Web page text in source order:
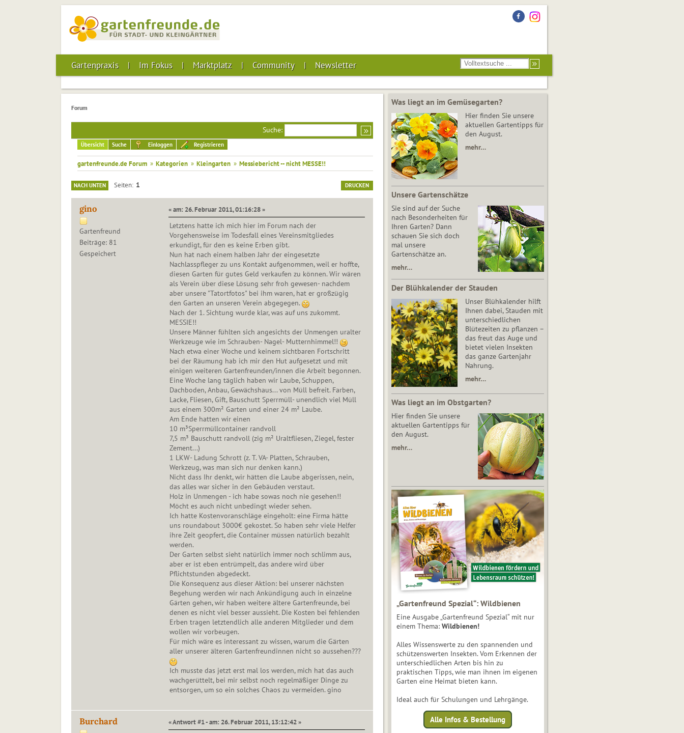
Gartenpraxis Im Fokus Marktplatz Community Newsletter
Forum
Suche:
Übersicht Suche Einloggen Registrieren
gartenfreunde.de Forum » Kategorien » Kleingarten » Messiebericht -- nicht MESSE!!
DRUCKEN
NACH UNTEN Seiten 1
gino
Gartenfreund
Beiträge: 81
Gespeichert
« am: 26. Februar 2011, 01:16:28 »
Letztens hatte ich mich hier im Forum nach der
Vorgehensweise im Todesfall eines Vereinsmitgliedes
erkundigt, für den es keine Erben gibt.
Nun hat nach einem halben Jahr der eingesetzte
Nachlasspfleger zu uns Kontakt aufgenommen, weil er hoffte,
diesen Garten für gutes Geld verkaufen zu können. Wir wären
als Verein über diese Lösung sehr froh gewesen- nachdem
aber unsere "Tatortfotos" bei ihm waren, hat er großzügig
den Garten an unseren Verein abgegegen.
Nach der 1. Sichtung wurde klar, was auf uns zukommt.
MESSIE!!
Unsere Männer fühlten sich angesichts der Unmengen uralter
Werkzeuge wie im Schrauben- Nagel- Mutternhimmel!!
Nach etwa einer Woche und keinem sichtbaren Fortschritt
bei der Räumung hab ich mir den Hut aufgesetzt und mit
einigen weiteren Gartenfreunden/innen die Arbeit begonnen.
Eine Woche lang täglich haben wir Laube, Schuppen,
Dachboden, Anbau, Gewächshaus... von Müll befreit. Farben,
Lacke, Fliesen, Gift, Bauschutt Sperrmüll- unendlich viel Müll
aus einem 300m² Garten und einer 24 m² Laube.
Am Ende hatten wir einen
10 m³Sperrmüllcontainer randvoll
7,5 m³ Bauschutt randvoll (zig m² Uraltfliesen, Ziegel, fester
Zement...)
1 LKW- Ladung Schrott (z. T. VA- Platten, Schrauben,
Werkzeug, was man sich nur denken kann.)
Nicht dass Ihr denkt, wir hätten die Laube abgerissen, nein,
das alles war sicher in den Gebäuden verstaut.
Holz in Unmengen - ich habe sowas noch nie gesehen!!
Möcht es auch nicht unbedingt wieder sehen.
Ich hatte Kostenvoranschläge eingeholt: eine Firma hätte
uns roundabout 3000€ gekostet. So haben sehr viele Helfer
ihre Zeit geopfert, die Container müssen natürlich bezahlt
werden.
Der Garten selbst sieht natürlich immer noch schlimm aus,
aber er ist eben entrümpelt, das andere wird über
Pflichtstunden abgedeckt.
Die Konsequenz aus dieser Aktion: bei unserer nächsten
Begehung werden wir nach Ankündigung auch in einzelne
Gärten gehen, wir haben weitere ältere Gartenfreunde, bei
denen es nicht viel besser aussieht. Die Kosten bei fehlenden
Erben tragen letztendlich alle anderen Mitglieder und dem
wollen wir vorbeugen.
Für mich wäre es interessant zu wissen, warum die Gärten
aller unserer älteren Gartenfreundinnen nicht so aussehen???
Ich musste das jetzt erst mal los werden, mich hat das auch
wachgerüttelt, bei mir selbst noch regelmäßiger Dinge zu
entsorgen, um so ein solches Chaos zu vermeiden. gino
Burchard « Antwort #1 - am: 26. Februar 2011, 13:12:42 »
Was liegt an im Gemüsegarten?
Hier finden Sie unsere
aktuellen Gartentipps für
den August.
mehr…
Unsere Gartenschätze
Sie sind auf der Suche
nach Besonderheiten für
Ihren Garten? Dann
schauen Sie sich doch
mal unsere
Gartenschätze an.
mehr…
Der Blühkalender der Stauden
Unser Blühkalender hilft
Ihnen dabei, Stauden mit
unterschiedlichen
Blütezeiten zu pflanzen –
das freut das Auge und
bietet vielen Insekten
das ganze Gartenjahr
Nahrung.
mehr…
Was liegt an im Obstgarten?
Hier finden Sie unsere
aktuellen Gartentipps für
den August.
mehr…
„Gartenfreund Spezial“: Wildbienen
Eine Ausgabe „Gartenfreund Spezial“ mit nur
einem Thema: Wildbienen!
Alles Wissenswerte zu den spannenden und
schützenswerten Insekten. Vom Erkennen der
unterschiedlichen Arten bis hin zu
praktischen Tipps, wie man ihnen im eigenen
Garten eine Heimat bieten kann.
Ideal auch für Schulungen und Lehrgänge.
Alle Infos & Bestellung